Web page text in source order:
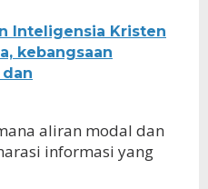
Inteligensia Kristen
kebangsaan
aliran modal dan
informasi yang